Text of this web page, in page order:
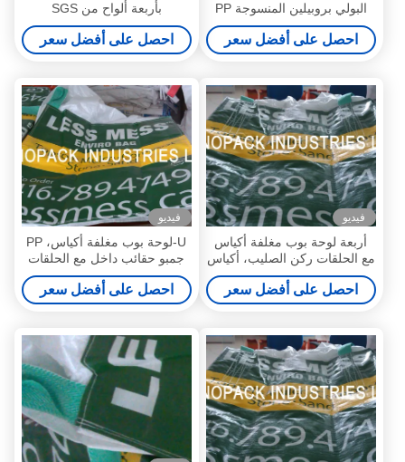
البولي بروبيلين المنسوجة PP
أكياس جامبو كبيرة منسوجة
احصل على أفضل سعر
بأربعة ألواح من SGS
احصل على أفضل سعر
فيديو
أربعة لوحة بوب مغلفة أكياس
مع الحلقات ركن الصليب، أكياس
البولي بروبيلين جمبو
احصل على أفضل سعر
فيديو
U-لوحة بوب مغلفة أكياس، PP
جمبو حقائب داخل مع الحلقات
الزاوية
احصل على أفضل سعر